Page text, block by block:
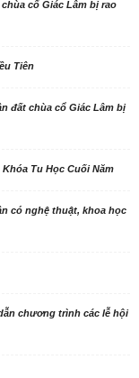
cổ Giác Lâm bị rao
Tiên
đất chùa cổ Giác Lâm bị
Tu Học Cuối Năm
có nghệ thuật, khoa học
chương trình các lễ hội